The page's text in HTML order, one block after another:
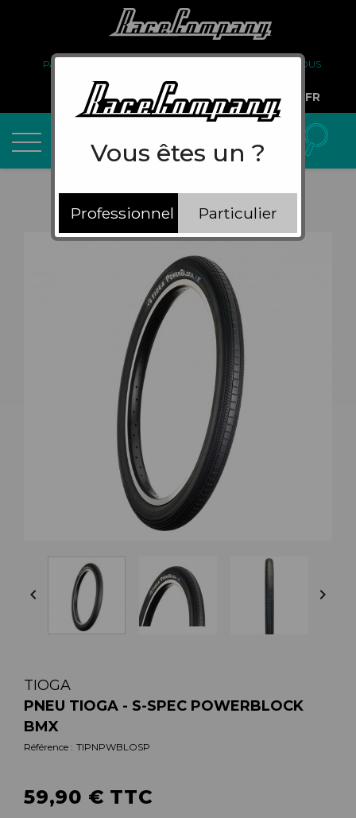
PARTENARIAT
À PROPOS DE NOUS
COMPTE PRO
FR
 
TIOGA
PNEU TIOGA - S-SPEC POWERBLOCK
BMX
Référence : TIPNPWBLOSP
59,90 € TTC
Vous êtes un ?
Professionnel Particulier